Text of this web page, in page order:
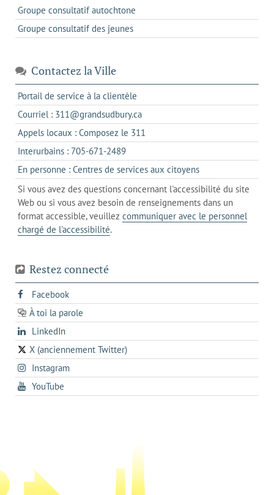
Groupe consultatif autochtone
Groupe consultatif des jeunes
Contactez la Ville
Portail de service à la clientèle
dans
un
nouvel
Courriel : 311@grandsudbury.cas'ouvre
dans
votre
de
messagerie
Appels locaux : Composez le 311
dans
un
client
de
votre
téléphone
Interurbains : 705-671-2489s'ouvre
dans
un
client
de
votre
En personne : Centres de services aux citoyenss'ouvre
dans
l'onglet
actuel
Si vous avez des questions concernant l'accessibilité du site
Web ou si vous avez besoin de renseignements dans un
format accessible, veuillez communiquer avec le personnel
chargé de l'accessibilité.
Restez connecté
Facebooks'ouvre
dans
un
onglet
À toi la parole
opens
in
a
new
tab
LinkedInopens
in
a
new
X (anciennement Twitter)
s'ouvre
dans
un
nouvel
Instagrams'ouvre
dans
un
YouTube
dans